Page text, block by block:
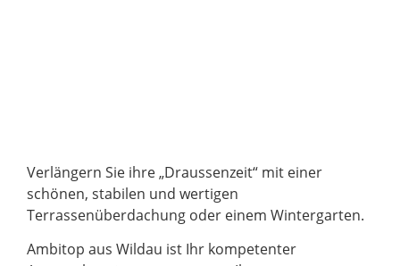
Verlängern Sie ihre „Draussenzeit“ mit einer
schönen, stabilen und wertigen
Terrassenüberdachung oder einem Wintergarten.
Ambitop aus Wildau ist Ihr kompetenter